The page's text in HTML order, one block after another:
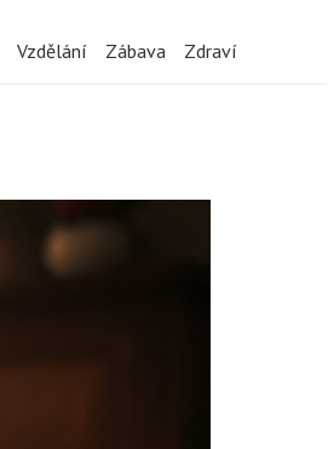
Vzdělání Zábava Zdraví